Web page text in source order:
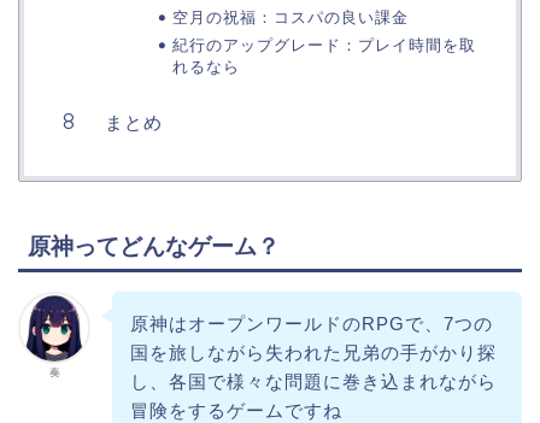
空月の祝福：コスパの良い課金
紀行のアップグレード：プレイ時間を取
れるなら
まとめ
原神ってどんなゲーム？
奏
原神はオープンワールドのRPGで、7つの
国を旅しながら失われた兄弟の手がかり探
し、各国で様々な問題に巻き込まれながら
冒険をするゲームですね